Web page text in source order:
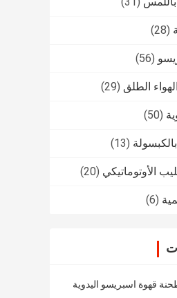
(28)
(56)
الطلق (29)
(50)
(13)
الأوتوماتيكي (20)
(6)
قهوة اسبريسو اليدوية